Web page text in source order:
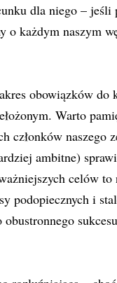
dla niego – jeśli
o każdym naszym
obowiązków do
Warto
członków naszego
ambitne)
celów
podopiecznych i